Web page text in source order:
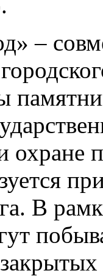
–
охране
В